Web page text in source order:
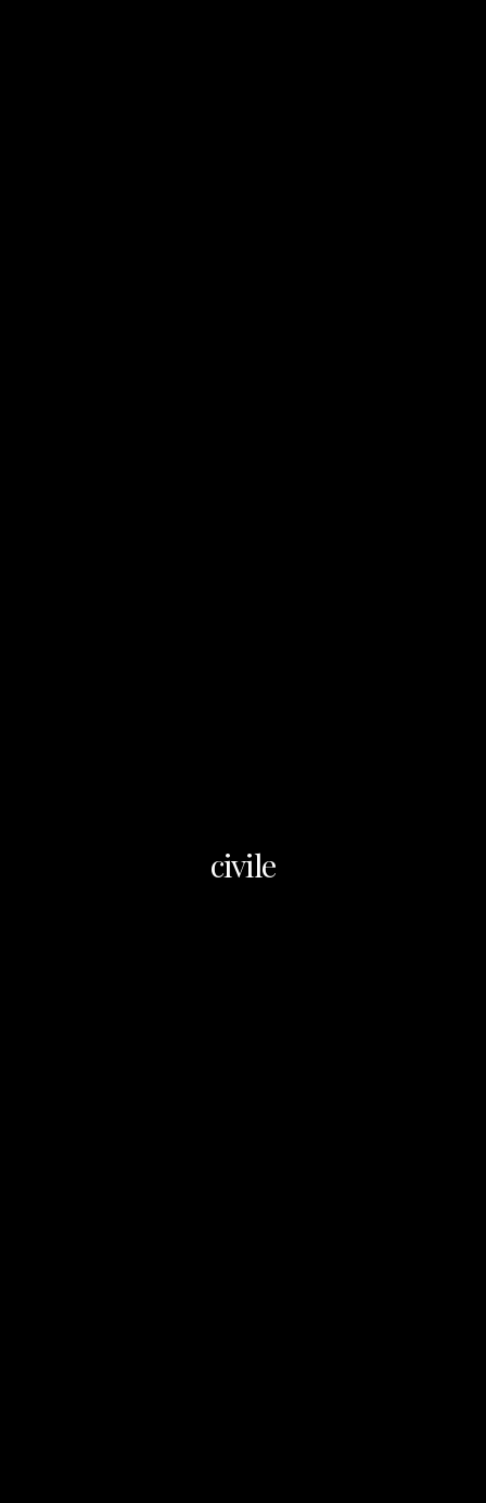
civile